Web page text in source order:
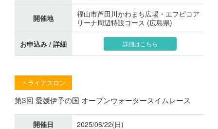
開催地
福山市芦田川かわまち広場・エフピコア
リーナ周辺特設コース (広島県)
お申込み / 詳細 詳細はこちら
トライアスロン
第3回 愛媛伊予の国 オープンウォータースイムレース
開催日 2025/06/22(日)